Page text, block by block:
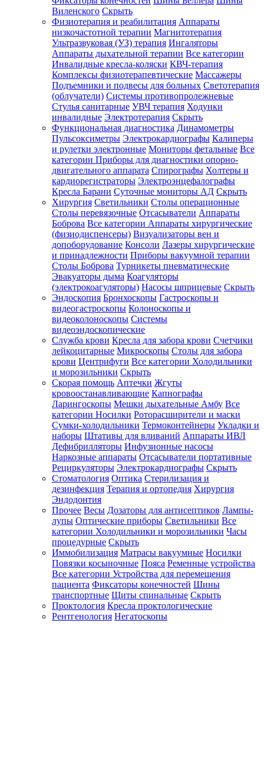
Виленского Скрыть
Физиотерапия и реабилитация Аппараты
низкочастотной терапии Магнитотерапия
Ультразвуковая (УЗ) терапия Ингаляторы
Аппараты дыхательной терапии Все категории
Инвалидные кресла-коляски КВЧ-терапия
Комплексы физиотерапевтические Массажеры
Подъемники и подвесы для больных Светотерапия
(облучатели) Системы противопролежневые
Стулья санитарные УВЧ терапия Ходунки
инвалидные Электротерапия Скрыть
Функциональная диагностика Динамометры
Пульсоксиметры Электрокардиографы Калиперы
и рулетки электронные Мониторы фетальные Все
категории Приборы для диагностики опорно-
двигательного аппарата Спирографы Холтеры и
кардиорегистраторы Электроэнцефалографы
Кресла Барани Суточные мониторы АД Скрыть
Хирургия Светильники Столы операционные
Столы перевязочные Отсасыватели Аппараты
Боброва Все категории Аппараты хирургические
(физиодиспенсеры) Визуализаторы вен и
допоборудование Консоли Лазеры хирургические
и принадлежности Приборы вакуумной терапии
Столы Боброва Турникеты пневматические
Эвакуаторы дыма Коагуляторы
(электрокоагуляторы) Насосы шприцевые Скрыть
Эндоскопия Бронхоскопы Гастроскопы и
видеогастроскопы Колоноскопы и
видеоколоноскопы Системы
видеоэндоскопические
Служба крови Кресла для забора крови Счетчики
лейкоцитарные Микроскопы Столы для забора
крови Центрифуги Все категории Холодильники
и морозильники Скрыть
Скорая помощь Аптечки Жгуты
кровоостанавливающие Капнографы
Ларингоскопы Мешки дыхательные Амбу Все
категории Носилки Роторасширители и маски
Сумки-холодильники Термоконтейнеры Укладки и
наборы Штативы для вливаний Аппараты ИВЛ
Дефибрилляторы Инфузионные насосы
Наркозные аппараты Отсасыватели портативные
Рециркуляторы Электрокардиографы Скрыть
Стоматология Оптика Стерилизация и
дезинфекция Терапия и ортопедия Хирургия
Эндодонтия
Прочее Весы Дозаторы для антисептиков Лампы-
лупы Оптические приборы Светильники Все
категории Холодильники и морозильники Часы
процедурные Скрыть
Иммобилизация Матрасы вакуумные Носилки
Повязки косыночные Пояса Ременные устройства
Все категории Устройства для перемещения
пациента Фиксаторы конечностей Шины
транспортные Щиты спинальные Скрыть
Проктология Кресла проктологические
Рентгенология Негатоскопы